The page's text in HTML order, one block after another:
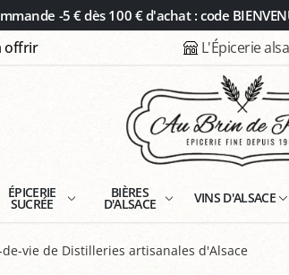
-5 € dès 100 € d'achat : code
offrir L'Épicerie
ÉPICERIE
SUCRÉE
BIÈRES
D'ALSACE VINS D'ALSACE
de-vie de Distilleries artisanales d'Alsace